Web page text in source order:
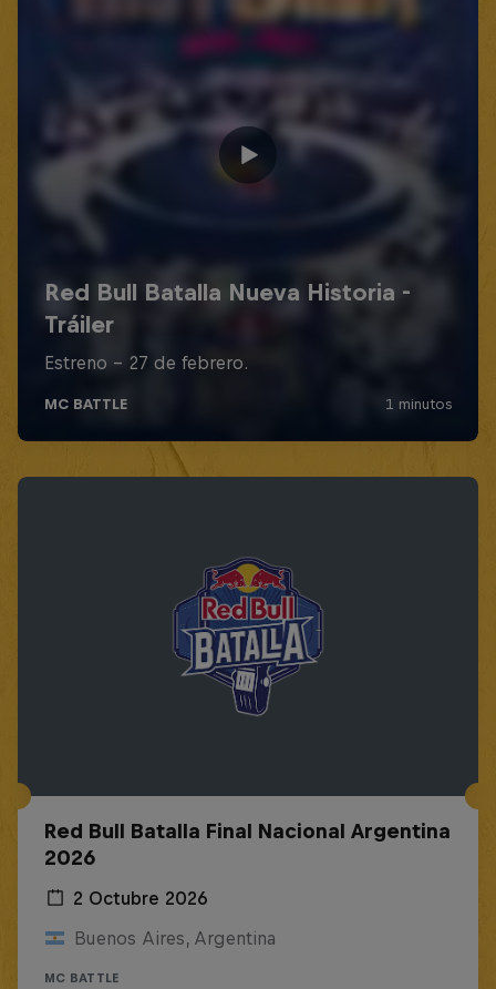
Red Bull Batalla Final Nacional Argentina
2026
2 Octubre 2026
Buenos Aires, Argentina
MC BATTLE